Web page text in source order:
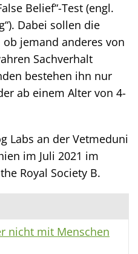
Belief“-Test (engl.
Dabei sollen die
jemand anderes von
Sachverhalt
bestehen ihn nur
ab einem Alter von 4-
Labs an der Vetmeduni
im Juli 2021 im
Royal Society B.
nicht mit Menschen